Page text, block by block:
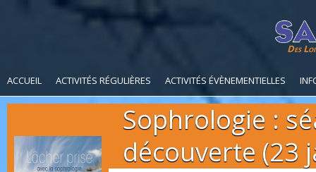
Des
ACCUEIL ACTIVITÉS RÉGULIÈRES ACTIVITÉS ÉVÈNEMENTIELLES
Sophrologie :
découverte (23